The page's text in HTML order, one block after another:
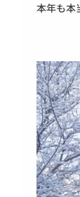
本年も本